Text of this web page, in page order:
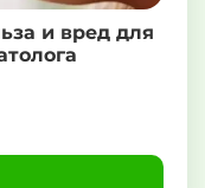
и вред для